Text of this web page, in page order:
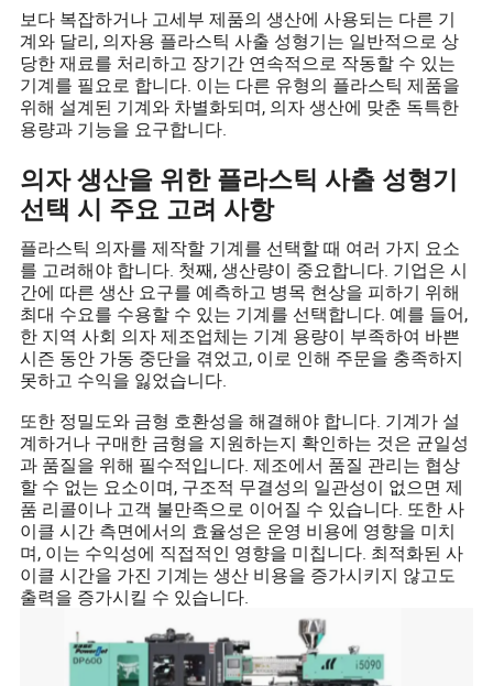
보다 복잡하거나 고세부 제품의 생산에 사용되는 다른 기
계와 달리, 의자용 플라스틱 사출 성형기는 일반적으로 상
당한 재료를 처리하고 장기간 연속적으로 작동할 수 있는
기계를 필요로 합니다. 이는 다른 유형의 플라스틱 제품을
위해 설계된 기계와 차별화되며, 의자 생산에 맞춘 독특한
용량과 기능을 요구합니다.
의자 생산을 위한 플라스틱 사출 성형기
선택 시 주요 고려 사항
플라스틱 의자를 제작할 기계를 선택할 때 여러 가지 요소
를 고려해야 합니다. 첫째, 생산량이 중요합니다. 기업은 시
간에 따른 생산 요구를 예측하고 병목 현상을 피하기 위해
최대 수요를 수용할 수 있는 기계를 선택합니다. 예를 들어,
한 지역 사회 의자 제조업체는 기계 용량이 부족하여 바쁜
시즌 동안 가동 중단을 겪었고, 이로 인해 주문을 충족하지
못하고 수익을 잃었습니다.
또한 정밀도와 금형 호환성을 해결해야 합니다. 기계가 설
계하거나 구매한 금형을 지원하는지 확인하는 것은 균일성
과 품질을 위해 필수적입니다. 제조에서 품질 관리는 협상
할 수 없는 요소이며, 구조적 무결성의 일관성이 없으면 제
품 리콜이나 고객 불만족으로 이어질 수 있습니다. 또한 사
이클 시간 측면에서의 효율성은 운영 비용에 영향을 미치
며, 이는 수익성에 직접적인 영향을 미칩니다. 최적화된 사
이클 시간을 가진 기계는 생산 비용을 증가시키지 않고도
출력을 증가시킬 수 있습니다.